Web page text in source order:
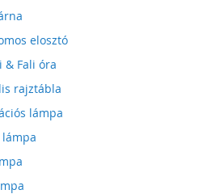
elosztó
& Fali óra
rajztábla
lámpa
lámpa